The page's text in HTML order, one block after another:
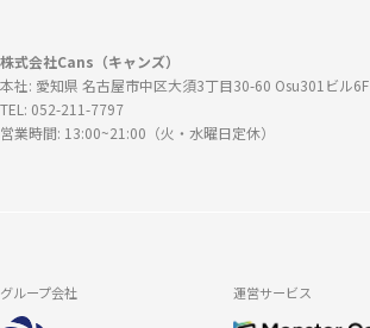
株式会社Cans（キャンズ）
本社: 愛知県 名古屋市中区大須3丁目30-60 Osu301ビル6F
TEL: 052-211-7797
営業時間: 13:00~21:00（火・水曜日定休）
グループ会社 運営サービス